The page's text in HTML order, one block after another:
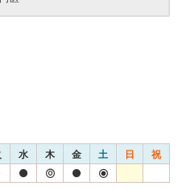
水 木 金 土 日 祝